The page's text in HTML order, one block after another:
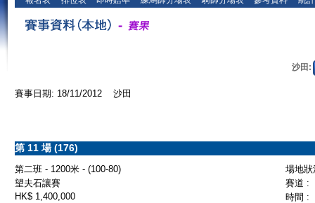
沙田:
賽事日期: 18/11/2012 沙田
第 11 場 (176)
第二班 - 1200米 - (100-80)
場地
望夫石讓賽
賽道 :
HK$ 1,400,000
時間 :